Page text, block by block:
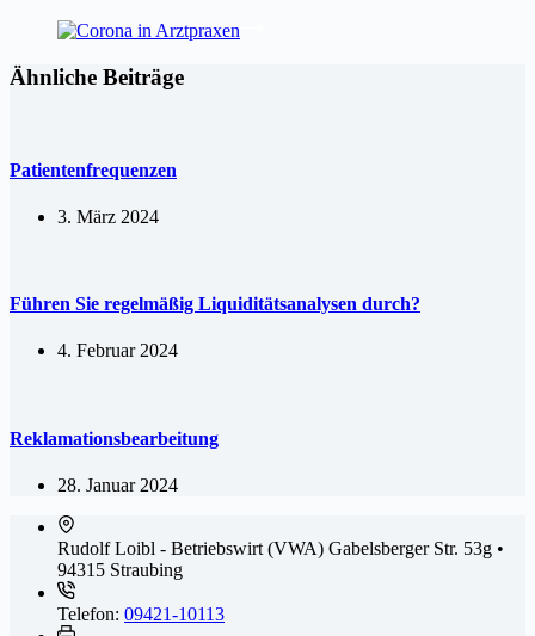
Ähnliche Beiträge
Patientenfrequenzen
3. März 2024
Führen Sie regelmäßig Liquiditätsanalysen durch?
4. Februar 2024
Reklamationsbearbeitung
28. Januar 2024
Rudolf Loibl - Betriebswirt (VWA) Gabelsberger Str. 53g •
94315 Straubing
Telefon: 09421-10113